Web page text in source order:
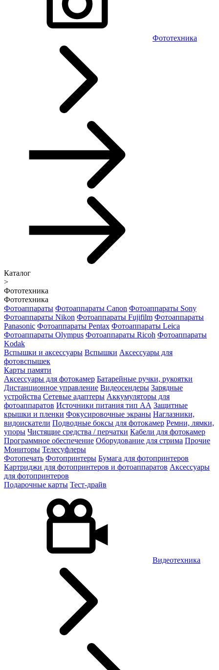
Фототехника
Каталог
>
Фототехника
Фототехника
Фотоаппараты Фотоаппараты Canon Фотоаппараты Sony
Фотоаппараты Nikon Фотоаппараты Fujifilm Фотоаппараты
Panasonic Фотоаппараты Pentax Фотоаппараты Leica
Фотоаппараты Olympus Фотоаппараты Ricoh Фотоаппараты
Kodak
Вспышки и аксессуары Вспышки Аксессуары для
фотовспышек
Карты памяти
Аксессуары для фотокамер Батарейные ручки, рукоятки
Дистанционное управление Видеосендеры Зарядные
устройства Сетевые адаптеры Аккумуляторы для
фотоаппаратов Источники питания тип АА Защитные
крышки и пленки Фокусировочные экраны Наглазники,
видоискатели Подводные боксы для фотокамер Ремни, лямки,
упоры Чистящие средства / перчатки Кабели для фотокамер
Программное обеспечение Оборудование для стрима Прочие
Мониторы Телесуфлеры
Фотопечать Фотопринтеры Бумага для фотопринтеров
Картриджи для фотопринтеров и фотоаппаратов Аксессуары
для фотопринтеров
Подарочные карты Тест-драйв
Видеотехника